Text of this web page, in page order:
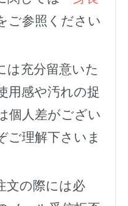
ご参照ください
は充分留意いた
用感や汚れの捉
個人差がござい
ご理解下さいま
文の際には必